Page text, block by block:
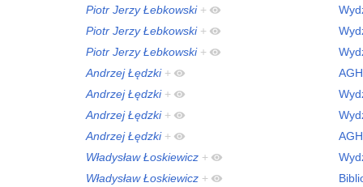
Piotr Jerzy Łebkowski +
Piotr Jerzy Łebkowski +
Piotr Jerzy Łebkowski +
Andrzej Łędzki +
AGH
Andrzej Łędzki +
Andrzej Łędzki +
Andrzej Łędzki +
AGH
Władysław Łoskiewicz +
Władysław Łoskiewicz +